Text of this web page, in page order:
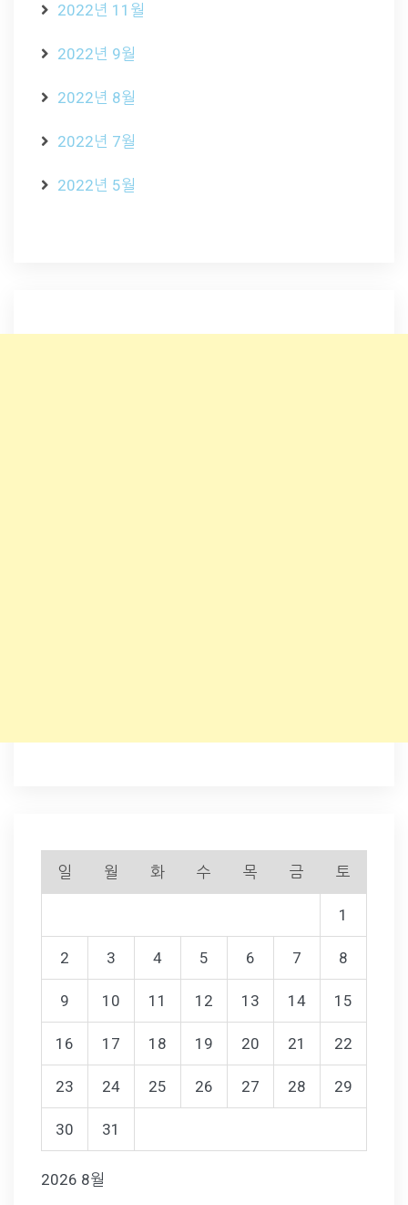
2022년 11월
2022년 9월
2022년 8월
2022년 7월
2022년 5월
2026 8월
일 월 화 수 목 금 토
1
2 3 4 5 6 7 8
9 10 11 12 13 14 15
16 17 18 19 20 21 22
23 24 25 26 27 28 29
30 31